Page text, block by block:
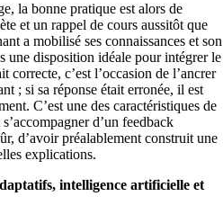
la bonne pratique est alors de
et un rappel de cours aussitôt que
a mobilisé ses connaissances et son
une disposition idéale pour intégrer le
correcte, c’est l’occasion de l’ancrer
; si sa réponse était erronée, il est
C’est une des caractéristiques de
d’un feedback
d’avoir préalablement construit une
explications.
intelligence artificielle et